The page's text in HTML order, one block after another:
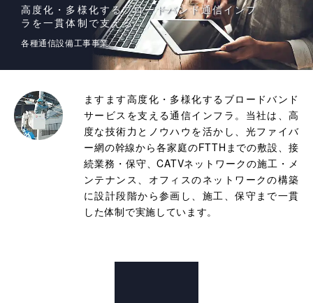
高度化・多様化するブロードバンド通信インフ
ラを一貫体制で支える
各種通信設備工事事業
ますます高度化・多様化するブロードバンド
サービスを支える通信インフラ。当社は、高
度な技術力とノウハウを活かし、光ファイバ
ー網の幹線から各家庭のFTTHまでの敷設、接
続業務・保守、CATVネットワークの施工・メ
ンテナンス、オフィスのネットワークの構築
に設計段階から参画し、施工、保守まで一貫
した体制で実施しています。